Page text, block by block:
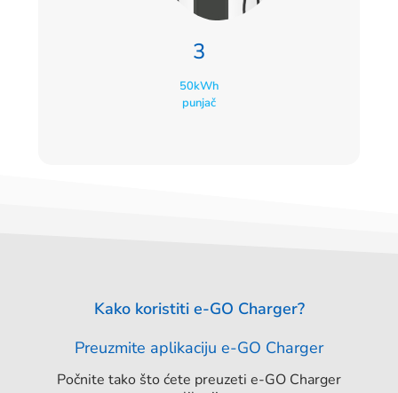
3
50kWh
punjač
Kako koristiti e-GO Charger?
Preuzmite aplikaciju e-GO Charger
Počnite tako što ćete preuzeti e-GO Charger